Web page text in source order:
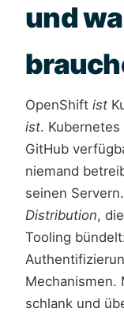
und
OpenShift ist
ist.
GitHub
niemand
seinen
Distribution,
Tooling
Mechanismen.
schlank und